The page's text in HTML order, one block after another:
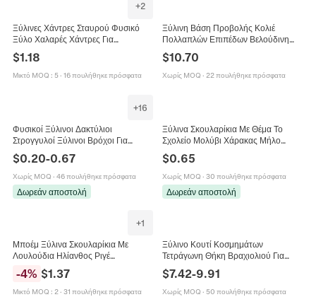
+2
Ξύλινες Χάντρες Σταυρού Φυσικό
Ξύλο Χαλαρές Χάντρες Για
Χειροποίητο Θρησκευτικό Κολιέ
Βραχιόλι Αξεσουάρ
$1.18
Μικτό MOQ : 5· 16 πουλήθηκε πρόσφατα
Ξύλινη Βάση Προβολής Κολιέ
Πολλαπλών Επιπέδων Βελούδινη
Βραχιόλια Αναδιπλούμενη
$10.70
Χωρίς MOQ · 22 πουλήθηκε πρόσφατα
+16
Φυσικοί Ξύλινοι Δακτύλιοι
Στρογγυλοί Ξύλινοι Βρόχοι Για
Κατασκευή Κοσμημάτων DIY
Αλυσίδα Τηλεφώνου Βραχιόλι
Μενταγιόν Χειροποίητα Αξεσουάρ
Υλικών
$0.20-0.67
Χωρίς MOQ · 46 πουλήθηκε πρόσφατα
Δωρεάν αποστολή
Ξύλινα Σκουλαρίκια Με Θέμα Το
Σχολείο Μολύβι Χάρακας Μήλο
Καρδιά Σχήμα Δημιουργικά
Κοσμήματα Για Γυναίκες Δώρο
Δασκάλας
$0.65
Χωρίς MOQ · 30 πουλήθηκε πρόσφατα
Δωρεάν αποστολή
+1
Μποέμ Ξύλινα Σκουλαρίκια Με
Λουλούδια Ηλίανθος Ριγέ
Γεωμετρικά Ξύλινα Κοσμήματα Για
Γυναίκες Vintage Ελαφριά
-4% $1.37
Μικτό MOQ : 2· 31 πουλήθηκε πρόσφατα
Ξύλινο Κουτί Κοσμημάτων
Τετράγωνη Θήκη Βραχιολιού Για
Κολιέ Δαχτυλίδι Οργάνωση
Αποθήκευσης Με Βελούδινη
Επένδυση
$7.42-9.91
Χωρίς MOQ · 50 πουλήθηκε πρόσφατα